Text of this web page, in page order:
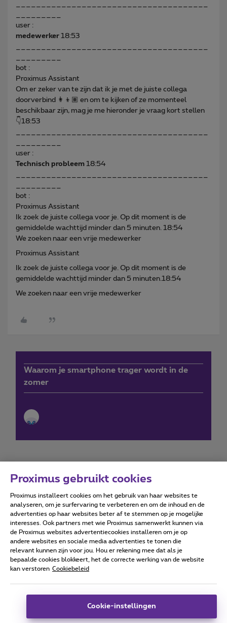
user :
medewerker 18:53
bot :
Proximus Assistant
Om er zeker van te zijn dat ik je met de juiste collega
doorverbind 👩👦🏽 en om te kijken of ze momenteel
beschikbaar zijn, mag je me hieronder je vraag kort stellen
👇18:53
user :
Technisch probleem 18:54
bot :
Proximus Assistant
Ik zoek de juiste collega voor je. Op dit moment is de
gemiddelde wachttijd minder dan 5 minuten. 18:54
We zoeken naar een vrije medewerker
Proximus Assistant
Ik zoek de juiste collega voor je. Op dit moment is de
gemiddelde wachttijd minder dan 5 minuten.18:54
We zoeken naar een vrije medewerker
Waarom je smartphone trager wordt in de
zomer
Forumvoorwaarden Accessibility statement
Alle rechten voorbehouden. © Proximus
Algemene voorwaarden, consumenteninfo
Deze website is gecreëerd en wordt beheerd conform het
Proximus gebruikt cookies
Proximus installeert cookies om het gebruik van haar websites te
analyseren, om je surfervaring te verbeteren en om de inhoud en de
advertenties op haar websites beter af te stemmen op je mogelijke
interesses. Ook partners met wie Proximus samenwerkt kunnen via
de Proximus websites advertentiecookies installeren om je op
andere websites en sociale media advertenties te tonen die
relevant kunnen zijn voor jou. Hou er rekening mee dat als je
bepaalde cookies blokkeert, het de correcte werking van de website
kan verstoren Cookiebeleid
Cookie-instellingen